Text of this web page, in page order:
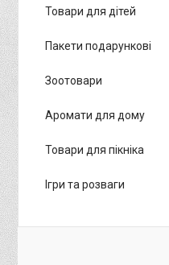
Товари для дітей
Пакети подарункові
Зоотовари
Аромати для дому
Товари для пікніка
Ігри та розваги